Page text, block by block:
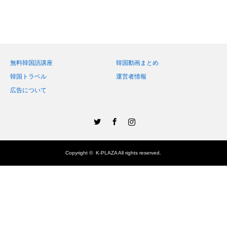
無料韓国語講座
韓国動画まとめ
韓国トラベル
運営者情報
広告について
Copyright ©K-PLAZAAll rights reserved.